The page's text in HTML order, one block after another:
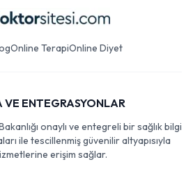
Online TerapiOnline Diyet
VE ENTEGRASYONLAR
onaylı ve entegreli bir sağlık bilgi
ile tescillenmiş güvenilir altyapısıyla
erişim sağlar.